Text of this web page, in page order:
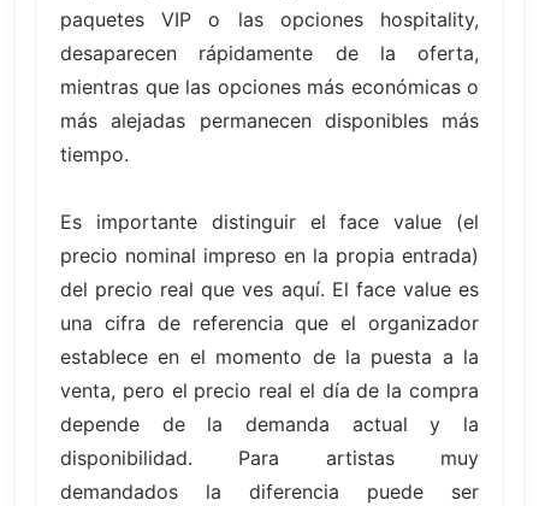
paquetes VIP o las opciones hospitality,
desaparecen rápidamente de la oferta,
mientras que las opciones más económicas o
más alejadas permanecen disponibles más
tiempo.
Es importante distinguir el face value (el
precio nominal impreso en la propia entrada)
del precio real que ves aquí. El face value es
una cifra de referencia que el organizador
establece en el momento de la puesta a la
venta, pero el precio real el día de la compra
depende de la demanda actual y la
disponibilidad. Para artistas muy
demandados la diferencia puede ser